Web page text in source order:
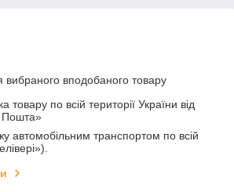
вподобаного товару
товару по всій території України від
Пошта»
автомобільним транспортом по всій